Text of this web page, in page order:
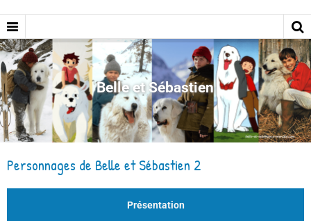
Belle et Sébastien
Personnages de Belle et Sébastien 2
Présentation